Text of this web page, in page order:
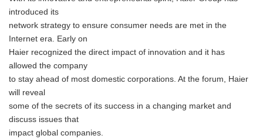
introduced its
network strategy to ensure consumer needs are met in the
Internet era. Early on
Haier recognized the direct impact of innovation and it has
allowed the company
to stay ahead of most domestic corporations. At the forum, Haier
will reveal
some of the secrets of its success in a changing market and
discuss issues that
impact global companies.